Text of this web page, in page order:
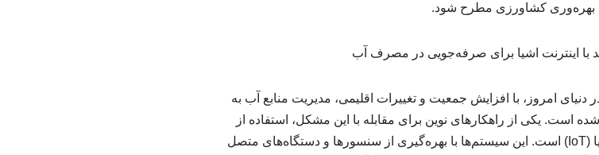
بهره‌وری کشاورزی مطرح شود.
دنیای امروز، با افزایش جمعیت و تغییرات اقلیمی، مدیریت منابع آب به
یکی از راهکارهای نوین برای مقابله با این مشکل، استفاده از
سیستم‌های آبیاری هوشمند مبتنی بر اینترنت اشیا (IoT) است. این سیستم‌ها با بهره‌گیری از سنسورها و دستگاه‌های متصل